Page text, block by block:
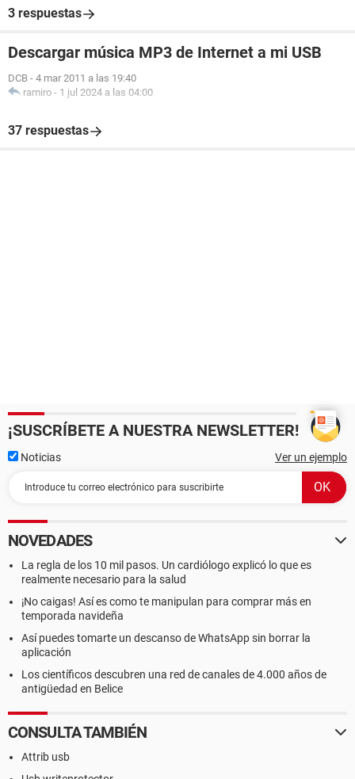
3 respuestas
Descargar música MP3 de Internet a mi USB
DCB - 4 mar 2011 a las 19:40
ramiro - 1 jul 2024 a las 04:00
37 respuestas
¡SUSCRÍBETE A NUESTRA NEWSLETTER!
Noticias Ver un ejemplo
NOVEDADES
La regla de los 10 mil pasos. Un cardiólogo explicó lo que es
realmente necesario para la salud
¡No caigas! Así es como te manipulan para comprar más en
temporada navideña
Así puedes tomarte un descanso de WhatsApp sin borrar la
aplicación
Los científicos descubren una red de canales de 4.000 años de
antigüedad en Belice
CONSULTA TAMBIÉN
Attrib usb